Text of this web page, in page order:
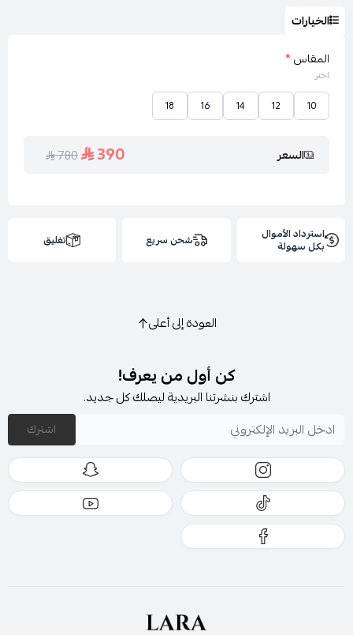
الخيارات
المقاس*
اختر
10
12
14
16
18
السعر 390
780
استرداد الأموال
بكل سهولة شحن سريع تغليق
العودة إلى أعلى
كن أول من يعرف!
اشترك بنشرتنا البريدية ليصلك كل جديد.
اشترك